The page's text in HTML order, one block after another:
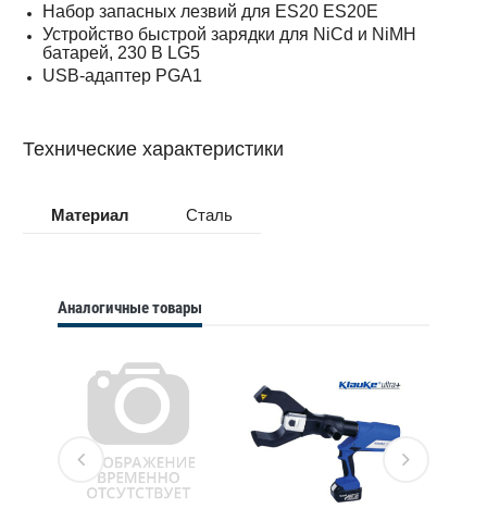
Набор запасных лезвий для ES20 ES20E
Устройство быстрой зарядки для NiCd и NiMH
батарей, 230 В LG5
USB-адаптер PGA1
Технические характеристики
Материал Сталь
Аналогичные товары